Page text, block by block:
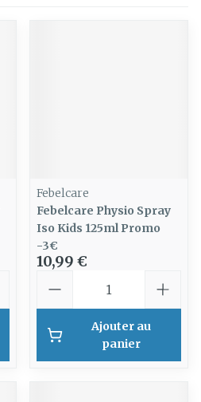
Febelcare
Febelcare Physio Spray
Iso Kids 125ml Promo
-3€
10,99 €
Ajouter au
panier